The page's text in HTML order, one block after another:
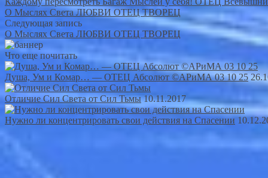
О Мыслях Света ЛЮБВИ ОТЕЦ ТВОРЕЦ
Следующая запись
О Мыслях Света ЛЮБВИ ОТЕЦ ТВОРЕЦ
Что еще почитать
Душа, Ум и Комар… — ОТЕЦ Абсолют ©АРиМА 03 10 25
Отличие Сил Света от Сил Тьмы 10.11.2017
Нужно ли концентрировать свои действия на Спасении